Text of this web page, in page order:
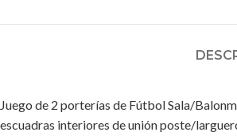
Juego de 2 porterías de Fútbol Sala/
escuadras interiores de unión poste/